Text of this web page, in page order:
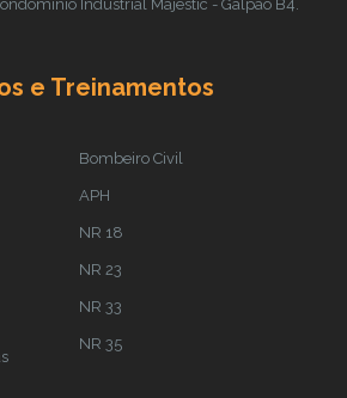
Industrial Majestic - Galpão B4.
e Treinamentos
Bombeiro Civil
APH
NR 18
NR 23
NR 33
NR 35